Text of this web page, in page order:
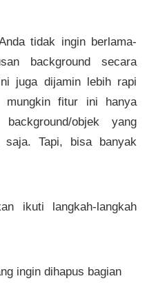
tidak ingin berlama-
background secara
juga dijamin lebih rapi
mungkin fitur ini hanya
objek yang
Tapi, bisa banyak
ikuti langkah-langkah
ingin dihapus bagian